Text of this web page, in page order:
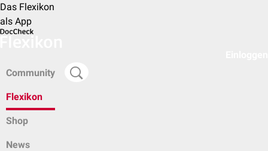
Das Flexikon
als App
Community
Flexikon
Shop
News